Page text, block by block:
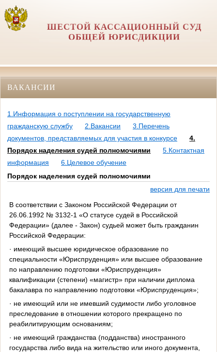
ШЕСТОЙ КАССАЦИОННЫЙ СУД
ОБЩЕЙ ЮРИСДИКЦИИ
ВАКАНСИИ
1.Информация о поступлении на государственную
гражданскую службу
2.Вакансии
3.Перечень
документов, представляемых для участия в конкурсе
4.
Порядок наделения судей полномочиями
5.Контактная
информация
6.Целевое обучение
Порядок наделения судей полномочиями
версия для печати
В соответствии с Законом Российской Федерации от
26.06.1992 № 3132-1 «О статусе судей в Российской
Федерации» (далее - Закон) судьей может быть гражданин
Российской Федерации:
· имеющий высшее юридическое образование по
специальности «Юриспруденция» или высшее образование
по направлению подготовки «Юриспруденция»
квалификации (степени) «магистр» при наличии диплома
бакалавра по направлению подготовки «Юриспруденция»;
· не имеющий или не имевший судимости либо уголовное
преследование в отношении которого прекращено по
реабилитирующим основаниям;
· не имеющий гражданства (подданства) иностранного
государства либо вида на жительство или иного документа,